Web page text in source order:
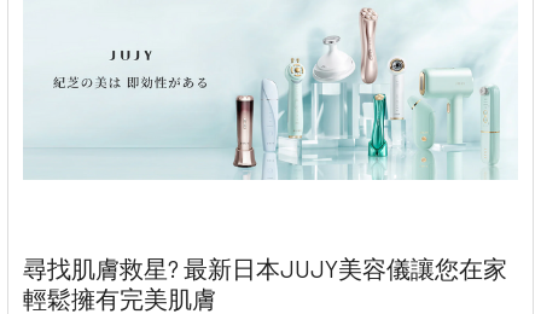
尋找肌膚救星? 最新日本JUJY美容儀讓您在家
輕鬆擁有完美肌膚